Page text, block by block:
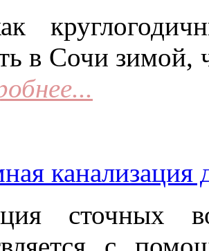
в Сочи зимой,
канализация
сточных